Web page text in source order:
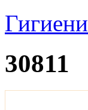
30811